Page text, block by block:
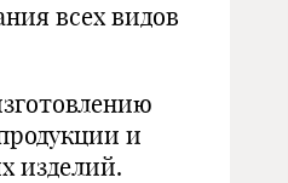
всех видов
и
изделий.